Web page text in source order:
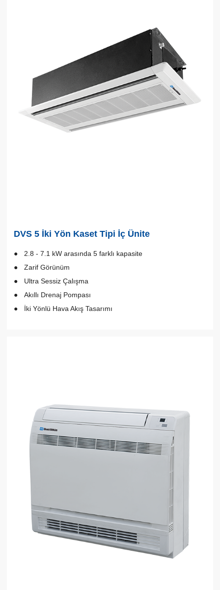
DVS 5 İki Yön Kaset Tipi İç Ünite
2.8 - 7.1 kW arasında 5 farklı kapasite
Zarif Görünüm
Ultra Sessiz Çalışma
Akıllı Drenaj Pompası
İki Yönlü Hava Akış Tasarımı